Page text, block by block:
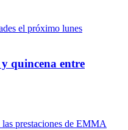
quincena entre